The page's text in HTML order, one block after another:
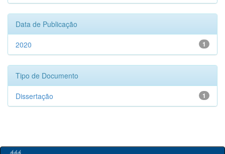
Data de Publicação
1
2020
Tipo de Documento
1
Dissertação